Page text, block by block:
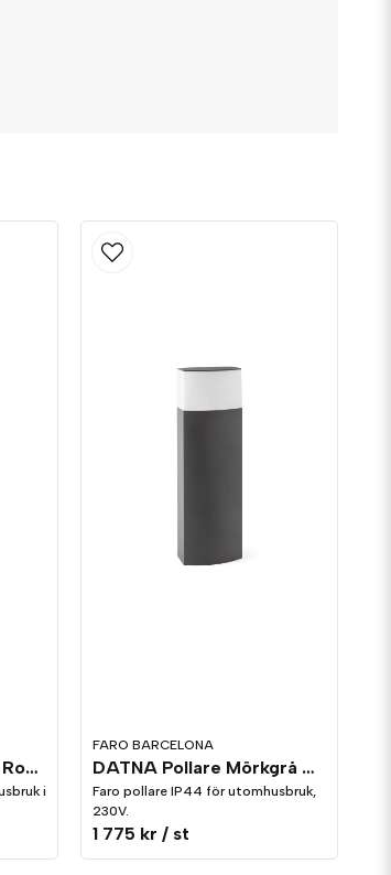
NÁUTICA Stolplampa Rost 3L
i
FARO BARCELONA
DATNA Pollare Mörkgrå 600mm
Faro pollare IP44 för utomhusbruk,
230V.
1 775 kr / st